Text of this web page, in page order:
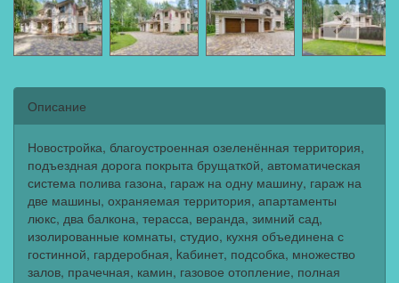
Описание
Новостройка, благоустроенная озеленённая территория,
подъездная дорога покрыта брущаткoй, автоматическая
система полива газона, гараж на одну машину, гараж на
две машины, охраняемая территория, апартаменты
люкс, два балкона, терасса, веранда, зимний сад,
изолированные комнаты, студио, кухня объединена с
гостинной, гардеробная, kабинет, подсобка, множество
залов, прачечная, камин, газовое отопление, полная